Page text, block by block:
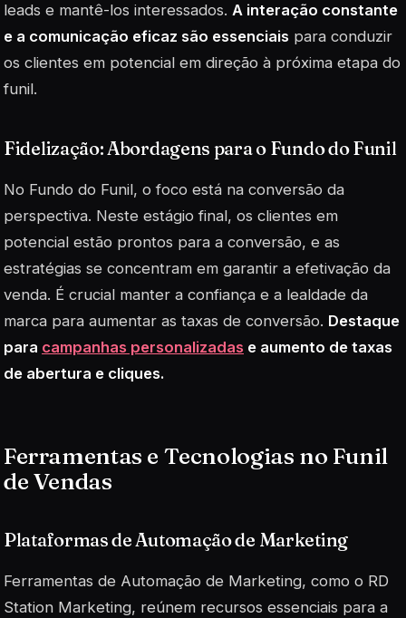
leads e mantê-los interessados. A interação constante
e a comunicação eficaz são essenciais para conduzir
os clientes em potencial em direção à próxima etapa do
funil.
Fidelização: Abordagens para o Fundo do Funil
No Fundo do Funil, o foco está na conversão da
perspectiva. Neste estágio final, os clientes em
potencial estão prontos para a conversão, e as
estratégias se concentram em garantir a efetivação da
venda. É crucial manter a confiança e a lealdade da
marca para aumentar as taxas de conversão. Destaque
para campanhas personalizadas e aumento de taxas
de abertura e cliques.
Ferramentas e Tecnologias no Funil
de Vendas
Plataformas de Automação de Marketing
Ferramentas de Automação de Marketing, como o RD
Station Marketing, reúnem recursos essenciais para a